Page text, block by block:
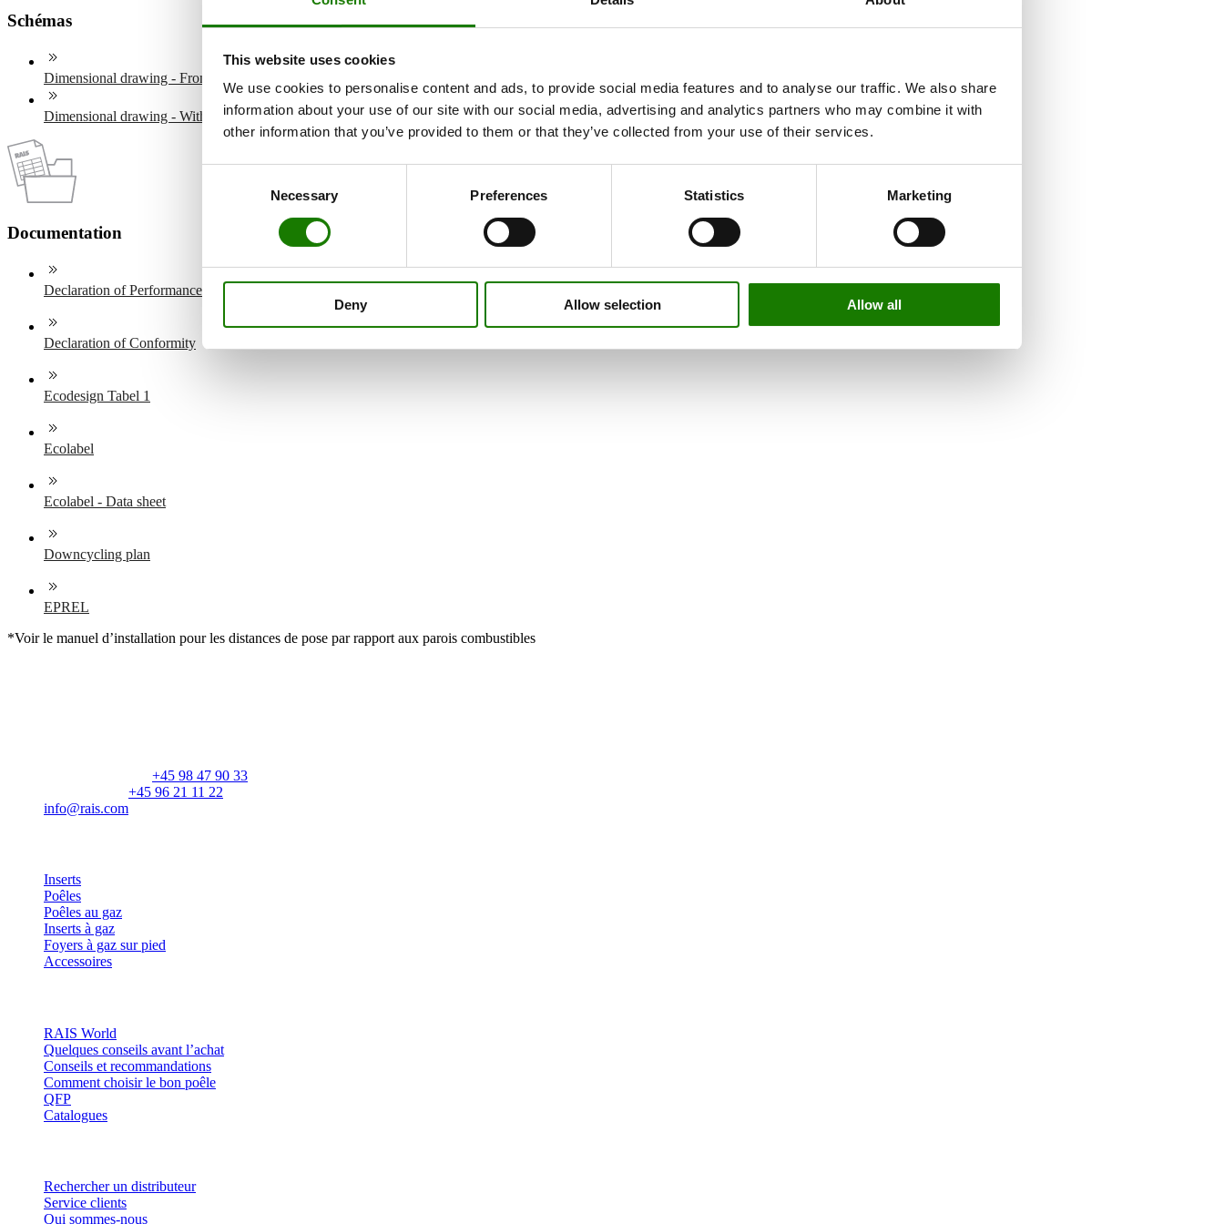
This website uses cookies
We use cookies to personalise content and ads, to provide social media features and to analyse our traffic. We also share
information about your use of our site with our social media, advertising and analytics partners who may combine it with
other information that you’ve provided to them or that they’ve collected from your use of their services.
Necessary Preferences Statistics Marketing
Deny Allow selection Allow all
Schémas
Dimensional drawing - Front model
Dimensional drawing - With side glass
Documentation
Declaration of Performance
Declaration of Conformity
Ecodesign Tabel 1
Ecolabel
Ecolabel - Data sheet
Downcycling plan
EPREL
*Voir le manuel d’installation pour les distances de pose par rapport aux parois combustibles
+45 98 47 90 33
+45 96 21 11 22
info@rais.com
Inserts
Poêles
Poêles au gaz
Inserts à gaz
Foyers à gaz sur pied
Accessoires
RAIS World
Quelques conseils avant l’achat
Conseils et recommandations
Comment choisir le bon poêle
QFP
Catalogues
Rechercher un distributeur
Service clients
Qui sommes-nous